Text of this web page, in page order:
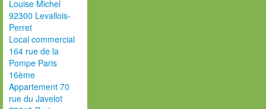
Louise Michel
92300 Levallois-
Perret
Local commercial
164 rue de la
Pompe Paris
16ème
Appartement 70
rue du Javelot